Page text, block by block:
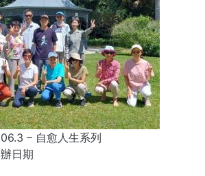
– 自愈人生系列
日期